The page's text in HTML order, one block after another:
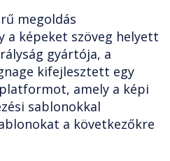
megoldás
a képeket szöveg helyett
gyártója, a
kifejlesztett egy
amely a képi
sablonokkal
a következőkre